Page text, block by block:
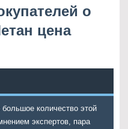
о
цена
количество этой
экспертов, пара